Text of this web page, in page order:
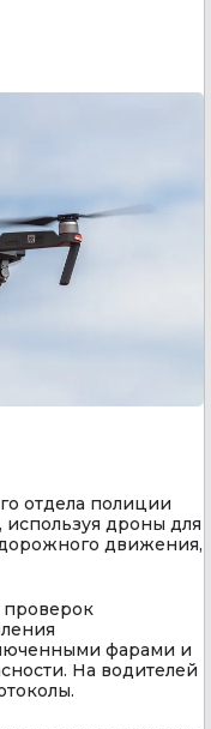
отдела полиции
дроны для
движения,
фарами и
На водителей